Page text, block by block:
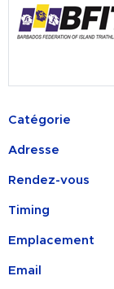
Catégorie
Adresse
Rendez-vous
Timing
Emplacement
Email